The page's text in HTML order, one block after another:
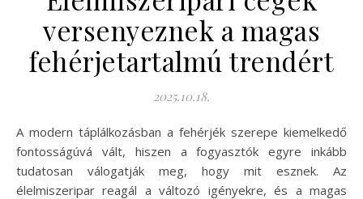
versenyeznek a magas
fehérjetartalmú trendért
2025.10.18.
A modern táplálkozásban a fehérjék szerepe kiemelkedő
fontosságúvá vált, hiszen a fogyasztók egyre inkább
tudatosan válogatják meg, hogy mit esznek. Az
élelmiszeripar reagál a változó igényekre, és a magas